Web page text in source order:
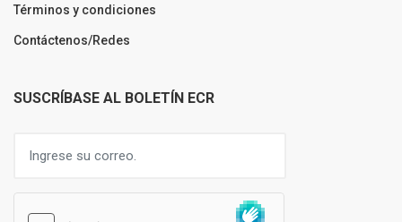
Términos y condiciones
Contáctenos/Redes
SUSCRÍBASE AL BOLETÍN ECR